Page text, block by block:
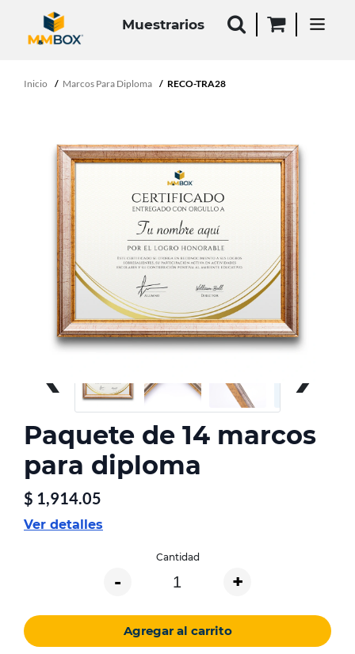
Muestrarios
Inicio Marcos Para Diploma RECO-TRA28
‹ ›
Paquete de 14 marcos
para diploma
$ 1,914.05
Ver detalles
Cantidad
- +
Agregar al carrito